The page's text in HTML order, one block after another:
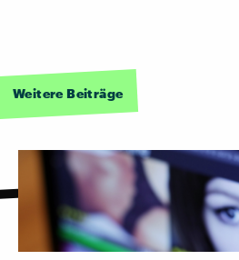
Weitere Beiträge